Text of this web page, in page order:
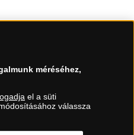
méréséhez,
el a süti
válassza